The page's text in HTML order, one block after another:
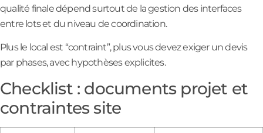
qualité finale dépend surtout de la gestion des interfaces
entre lots et du niveau de coordination.
Plus le local est “contraint”, plus vous devez exiger un devis
par phases, avec hypothèses explicites.
Checklist : documents projet et
contraintes site